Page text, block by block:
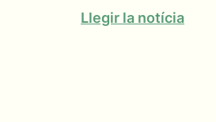
Llegir la notícia